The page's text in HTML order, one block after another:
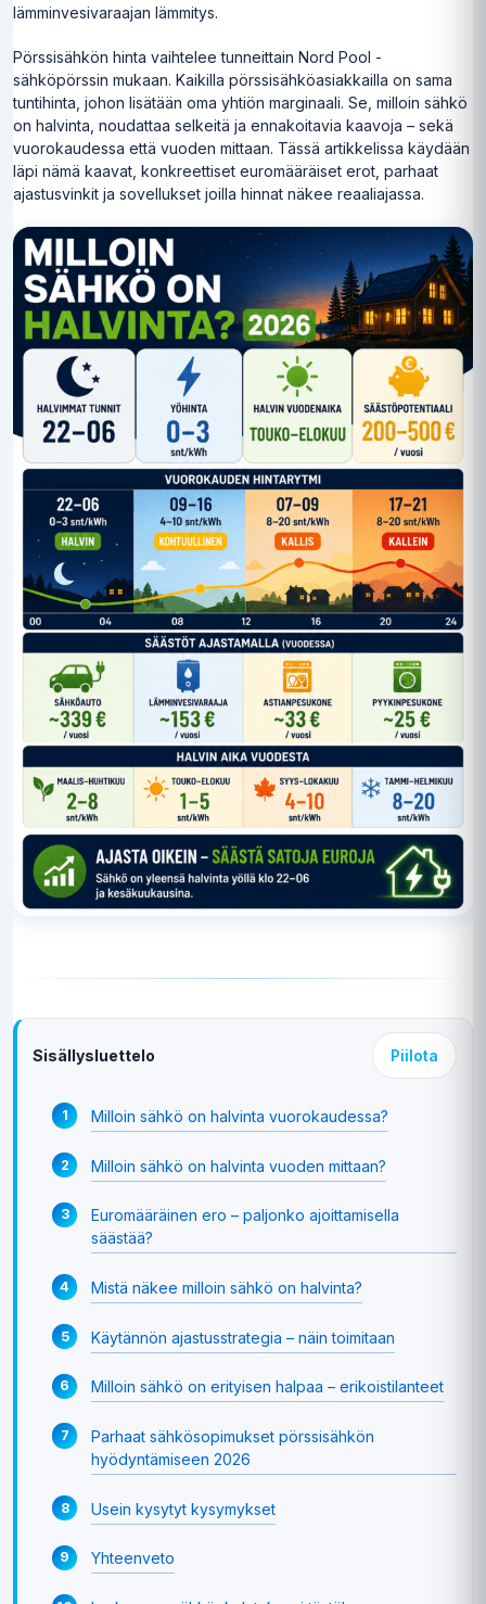
lämminvesivaraajan lämmitys.
Pörssisähkön hinta vaihtelee tunneittain Nord Pool -
sähköpörssin mukaan. Kaikilla pörssisähköasiakkailla on sama
tuntihinta, johon lisätään oma yhtiön marginaali. Se, milloin sähkö
on halvinta, noudattaa selkeitä ja ennakoitavia kaavoja – sekä
vuorokaudessa että vuoden mittaan. Tässä artikkelissa käydään
läpi nämä kaavat, konkreettiset euromääräiset erot, parhaat
ajastusvinkit ja sovellukset joilla hinnat näkee reaaliajassa.
Sisällysluettelo Piilota
Milloin sähkö on halvinta vuorokaudessa?
Milloin sähkö on halvinta vuoden mittaan?
Euromääräinen ero – paljonko ajoittamisella
säästää?
Mistä näkee milloin sähkö on halvinta?
Käytännön ajastusstrategia – näin toimitaan
Milloin sähkö on erityisen halpaa – erikoistilanteet
Parhaat sähkösopimukset pörssisähkön
hyödyntämiseen 2026
Usein kysytyt kysymykset
Yhteenveto